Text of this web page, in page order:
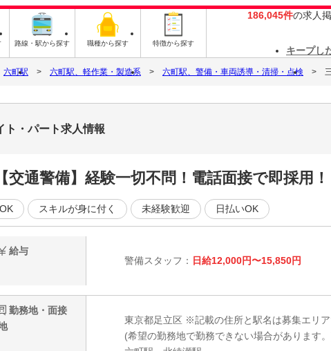
路線・駅から探す 職種から探す 特徴から探す
186,045件の求人
キープし
六町駅 六町駅、軽作業・製造系 六町駅、警備・車両誘導・清掃・点検
ト・パート求人情報
通警備】経験一切不問！電話面接で即採用！
スキルが身に付く 未経験歓迎 日払いOK
給与
警備スタッフ： 日給12,000円〜15,850円
勤務地・面接
東京都足立区 ※記載の住所と駅名は募集エリ
(希望の勤務地で勤務できない場合があります